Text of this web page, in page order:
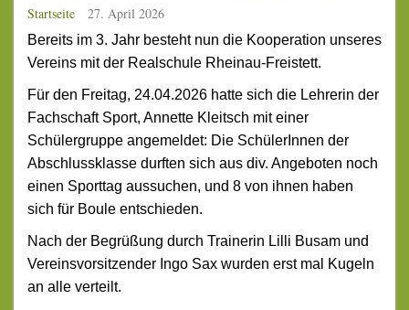
Startseite 27. April 2026
Bereits im 3. Jahr besteht nun die Kooperation unseres
Vereins mit der Realschule Rheinau-Freistett.
Für den Freitag, 24.04.2026 hatte sich die Lehrerin der
Fachschaft Sport, Annette Kleitsch mit einer
Schülergruppe angemeldet: Die SchülerInnen der
Abschlussklasse durften sich aus div. Angeboten noch
einen Sporttag aussuchen, und 8 von ihnen haben
sich für Boule entschieden.
Nach der Begrüßung durch Trainerin Lilli Busam und
Vereinsvorsitzender Ingo Sax wurden erst mal Kugeln
an alle verteilt.